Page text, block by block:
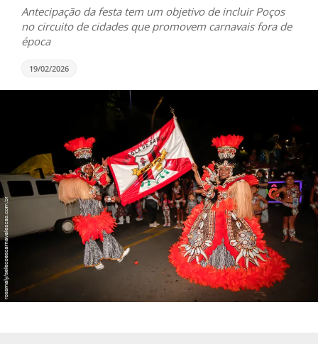
Antecipação da festa tem um objetivo de incluir Poços
no circuito de cidades que promovem carnavais fora de
época
19/02/2026